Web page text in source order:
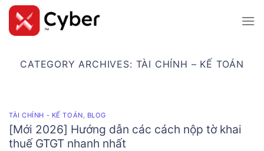
Skip
content
CATEGORY ARCHIVES: TÀI CHÍNH – KẾ TOÁN
TÀI CHÍNH - KẾ TOÁN, BLOG
[Mới 2026] Hướng dẫn các cách nộp tờ khai
thuế GTGT nhanh nhất